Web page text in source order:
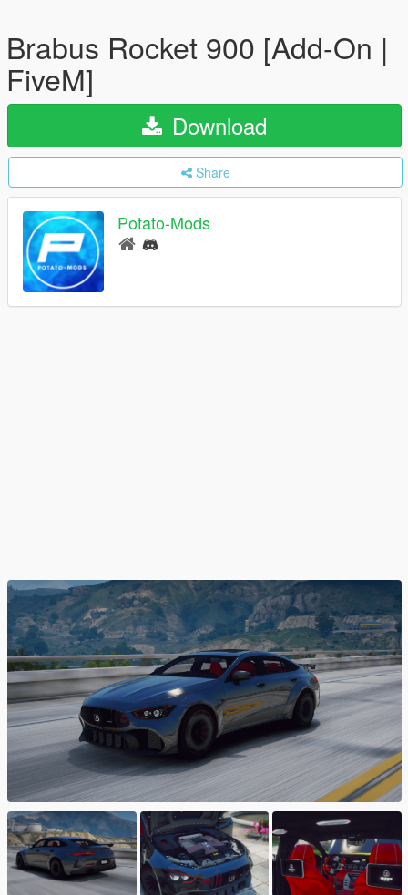
Brabus Rocket 900 [Add-On |
FiveM]
Download
Share
Potato-Mods